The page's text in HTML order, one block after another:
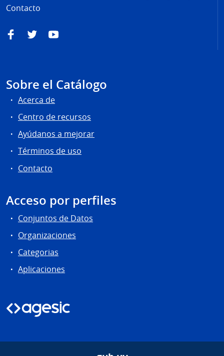
Contacto
FacebookTwitterYouTube
Sobre el Catálogo
Acerca de
Centro de recursos
Ayúdanos a mejorar
Términos de uso
Contacto
Acceso por perfiles
Conjuntos de Datos
Organizaciones
Categorias
Aplicaciones